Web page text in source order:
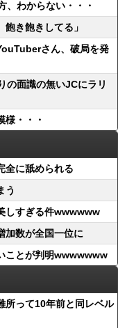
、わからない・・・
飽き飽きしてる」
さん、破局を発
の面識の無いJCにラリ
様・・・
全に舐められる
う
しすぎる件wwwwww
加数が全国一位に
ことが判明wwwwwww
所って10年前と同レベル